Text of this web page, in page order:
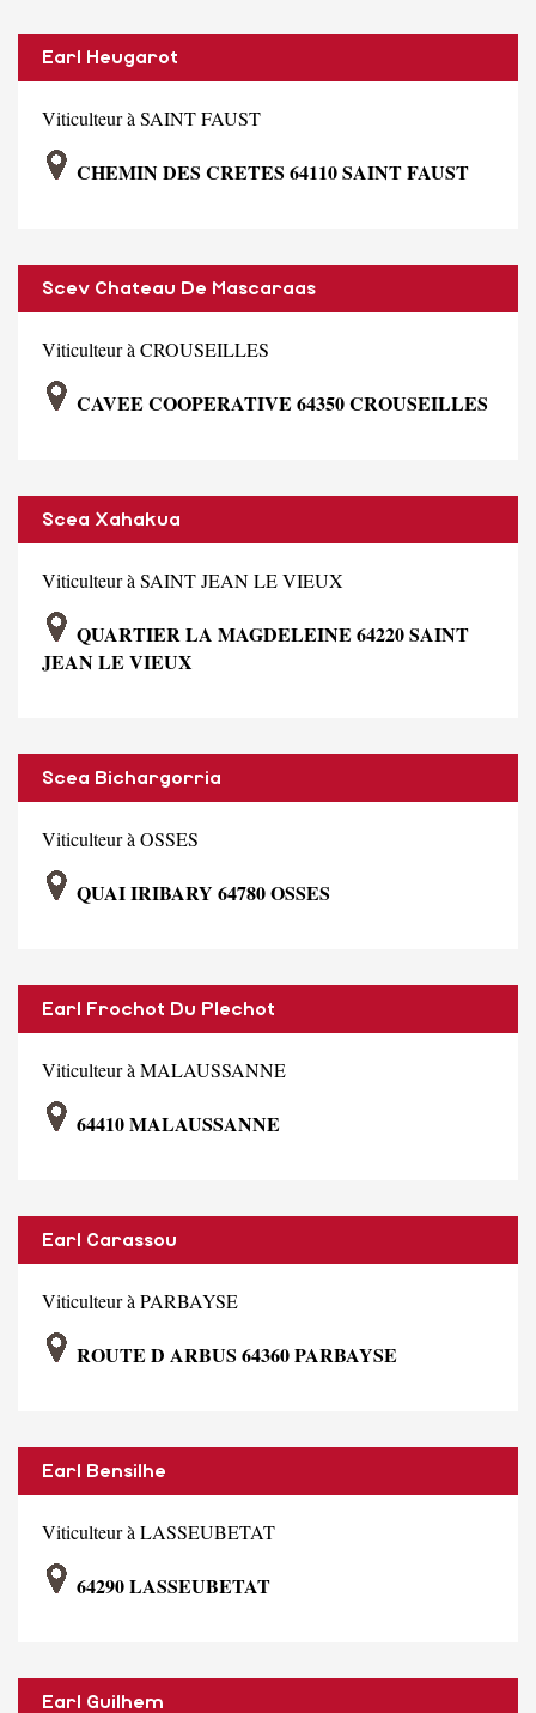
Earl Heugarot
Viticulteur à SAINT FAUST
CHEMIN DES CRETES 64110 SAINT FAUST
Scev Chateau De Mascaraas
Viticulteur à CROUSEILLES
CAVEE COOPERATIVE 64350 CROUSEILLES
Scea Xahakua
Viticulteur à SAINT JEAN LE VIEUX
QUARTIER LA MAGDELEINE 64220 SAINT
JEAN LE VIEUX
Scea Bichargorria
Viticulteur à OSSES
QUAI IRIBARY 64780 OSSES
Earl Frochot Du Plechot
Viticulteur à MALAUSSANNE
64410 MALAUSSANNE
Earl Carassou
Viticulteur à PARBAYSE
ROUTE D ARBUS 64360 PARBAYSE
Earl Bensilhe
Viticulteur à LASSEUBETAT
64290 LASSEUBETAT
Earl Guilhem